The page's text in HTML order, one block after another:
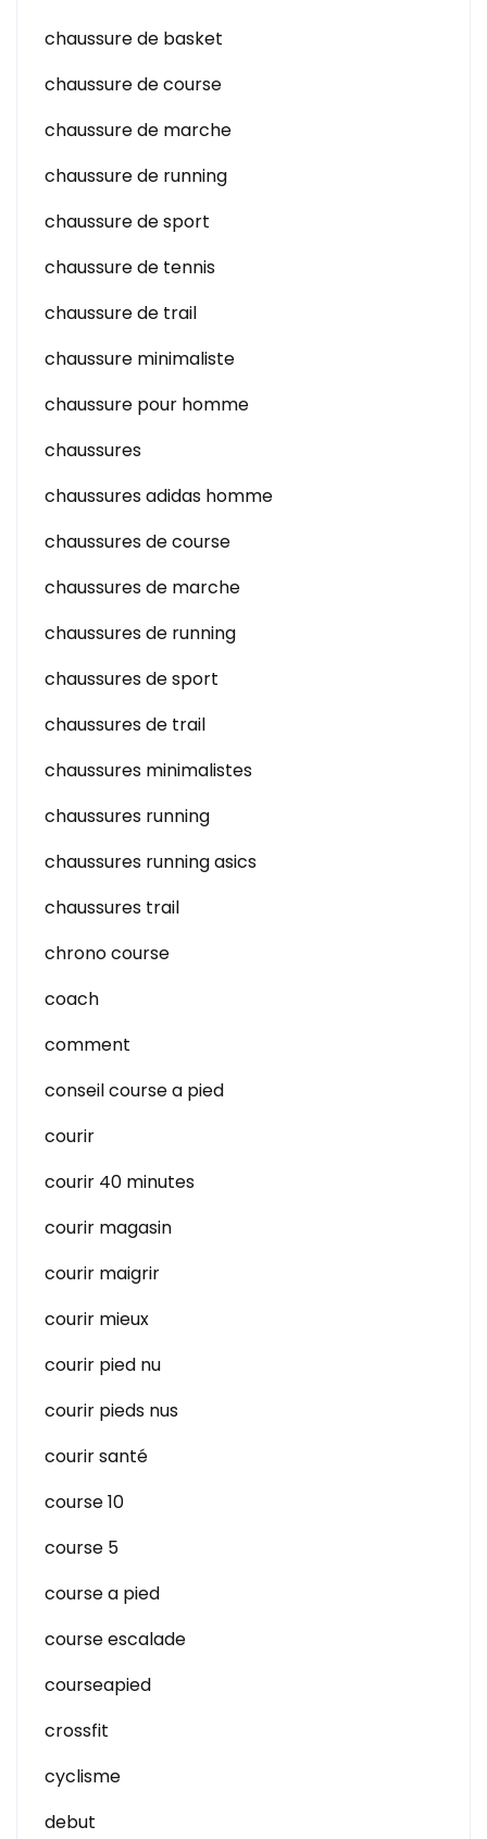
chaussure de basket
chaussure de course
chaussure de marche
chaussure de running
chaussure de sport
chaussure de tennis
chaussure de trail
chaussure minimaliste
chaussure pour homme
chaussures
chaussures adidas homme
chaussures de course
chaussures de marche
chaussures de running
chaussures de sport
chaussures de trail
chaussures minimalistes
chaussures running
chaussures running asics
chaussures trail
chrono course
coach
comment
conseil course a pied
courir
courir 40 minutes
courir magasin
courir maigrir
courir mieux
courir pied nu
courir pieds nus
courir santé
course 10
course 5
course a pied
course escalade
courseapied
crossfit
cyclisme
debut